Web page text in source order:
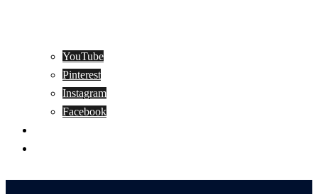
YouTube
Pinterest
Instagram
Facebook